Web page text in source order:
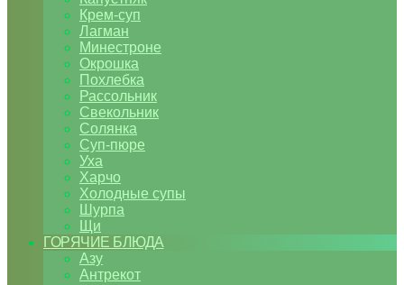
Крем-суп
Лагман
Минестроне
Окрошка
Похлебка
Рассольник
Свекольник
Солянка
Суп-пюре
Уха
Харчо
Холодные супы
Шурпа
Щи
ГОРЯЧИЕ БЛЮДА
Азу
Антрекот